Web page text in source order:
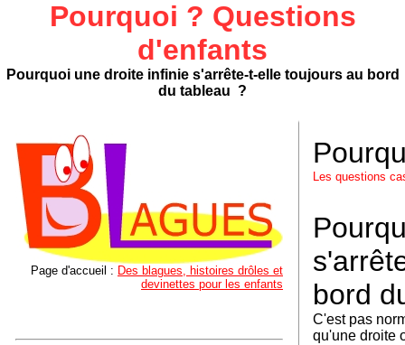
Pourquoi ? Questions
d'enfants
Pourquoi une droite infinie s'arrête-t-elle toujours au bord
du tableau ?
Page d'accueil : Des blagues, histoires drôles et
devinettes pour les enfants
Les questions
bord
C'est pas
qu'une droite